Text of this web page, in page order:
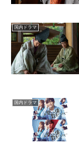
国内ドラマ
国内ドラマ